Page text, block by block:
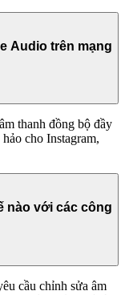
Audio trên mạng
thanh đồng bộ đầy
cho Instagram,
nào với các công
cầu chỉnh sửa âm